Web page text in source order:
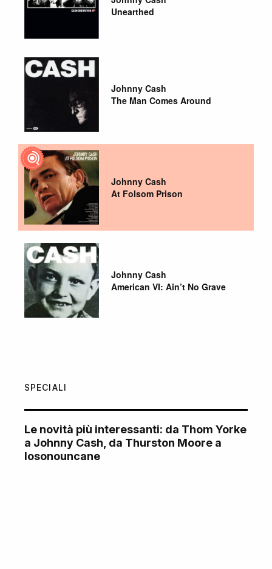
Unearthed
Johnny Cash
The Man Comes Around
Johnny Cash
At Folsom Prison
Johnny Cash
American VI: Ain’t No Grave
SPECIALI
Le novità più interessanti: da Thom Yorke
a Johnny Cash, da Thurston Moore a
Iosonouncane